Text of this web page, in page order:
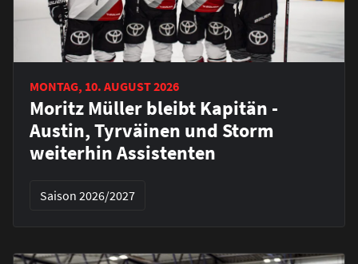
MONTAG, 10. AUGUST 2026
Moritz Müller bleibt Kapitän -
Austin, Tyrväinen und Storm
weiterhin Assistenten
Saison 2026/2027